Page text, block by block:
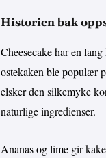
Historien bak
Cheesecake har en
ostekaken ble populær
elsker den silkemyke
naturlige ingredienser.
Ananas og lime gir